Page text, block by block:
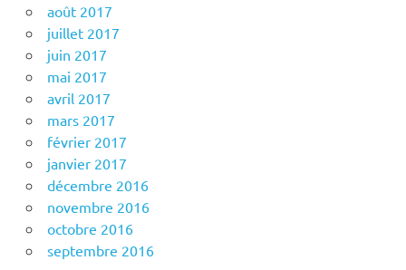
août 2017
juillet 2017
juin 2017
mai 2017
avril 2017
mars 2017
février 2017
janvier 2017
décembre 2016
novembre 2016
octobre 2016
septembre 2016